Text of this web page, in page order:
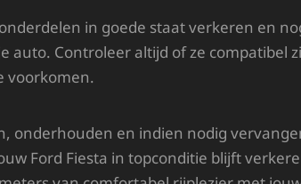
in goede staat verkeren en
auto. Controleer altijd of ze compatibel
voorkomen.
onderhouden en indien nodig
Ford Fiesta in topconditie blijft